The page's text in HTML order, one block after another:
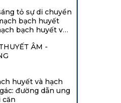
tỏ sự di chuyển
bạch huyết
bạch huyết và
ÂM -
huyết và hạch
đường dẫn ung
căn